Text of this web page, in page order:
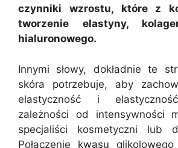
czynniki wzrostu, które z
tworzenie elastyny,
hialuronowego.
Innymi słowy, dokładnie te
skóra potrzebuje, aby
elastyczność i
zależności od intensywności
specjaliści kosmetyczni lub
Połączenie kwasu